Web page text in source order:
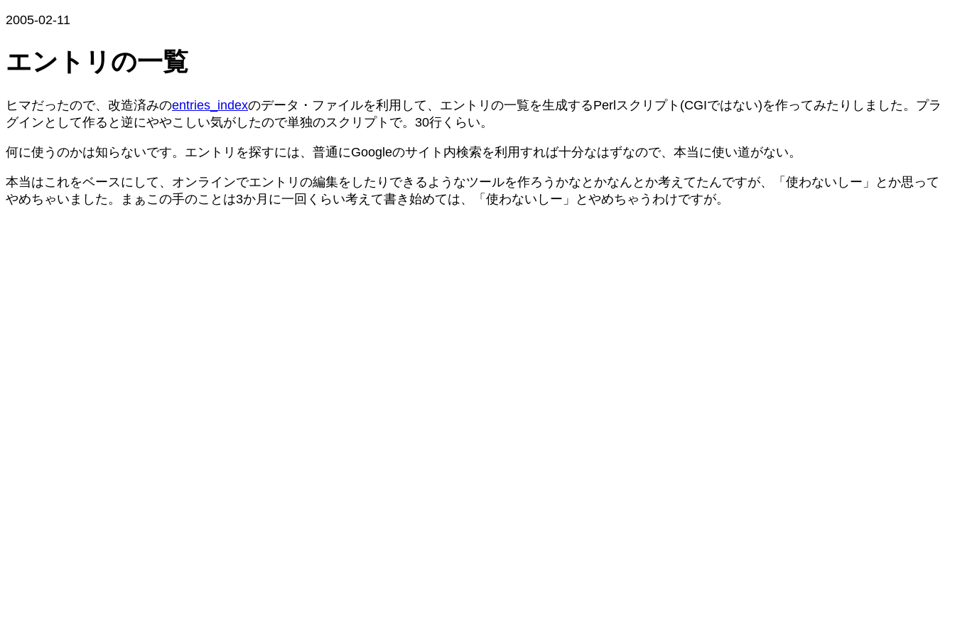
2005-02-11
エントリの一覧
ヒマだったので、改造済みのentries_indexのデータ・ファイルを利用して、エントリの一覧を生成するPerlスクリプト(CGIではない)を作ってみたりしました。プラ
グインとして作ると逆にややこしい気がしたので単独のスクリプトで。30行くらい。
何に使うのかは知らないです。エントリを探すには、普通にGoogleのサイト内検索を利用すれば十分なはずなので、本当に使い道がない。
本当はこれをベースにして、オンラインでエントリの編集をしたりできるようなツールを作ろうかなとかなんとか考えてたんですが、「使わないしー」とか思って
やめちゃいました。まぁこの手のことは3か月に一回くらい考えて書き始めては、「使わないしー」とやめちゃうわけですが。